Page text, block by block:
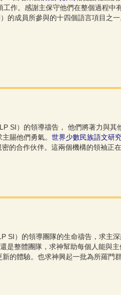
作。感謝主保守他們在整個過程
）的成員所參與的十四個語言項目之
SI）的領導禱告， 他們將著力與
賜他們勇氣。 世界少數民族語文研
的合作伙伴。這兩個機構的領袖正
SI）的領導團隊的生命禱告，求主
是整體團隊，求神幫助每個人能與
的體驗。也求神興起一批為所羅門